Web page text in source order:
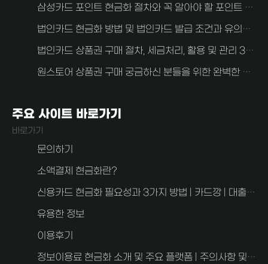
삼성카드 포인트 현금화 절차와 꼭 알아야 할 포인트 현금화 주의사항
법인카드 현금화 방법 및 법인카드 발급 조건과 유의사항 알아보자
법인카드 상품권 구매 절차, 세금처리, 활용 및 관리 3가지 중요한 사항 안내
원스토어 상품권 구매 궁금하신 분들을 위한 완벽한 가이드
주요 사이트 바로가기
바로가기
문의하기
소액결제 현금화란?
신용카드 현금화 필요성과 3가지 방법 | 카드깡 | 대출과 차이점
유용한 정보
이용후기
정보이용료 현금화 소개 및 주요 플랫폼 | 주의사항 및 FAQ 2가지